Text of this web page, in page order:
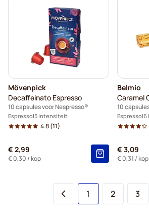
Mövenpick
Decaffeinato Espresso
10 capsules voor Nespresso®
Espresso 5 Intensiteit
4.8(11)
€ 2,99
€ 0,30 / kop
Belmio
Caramel
10
Espresso 6
€ 3,09
€ 0,31 / kop
U lees
1 Pagina
2 3